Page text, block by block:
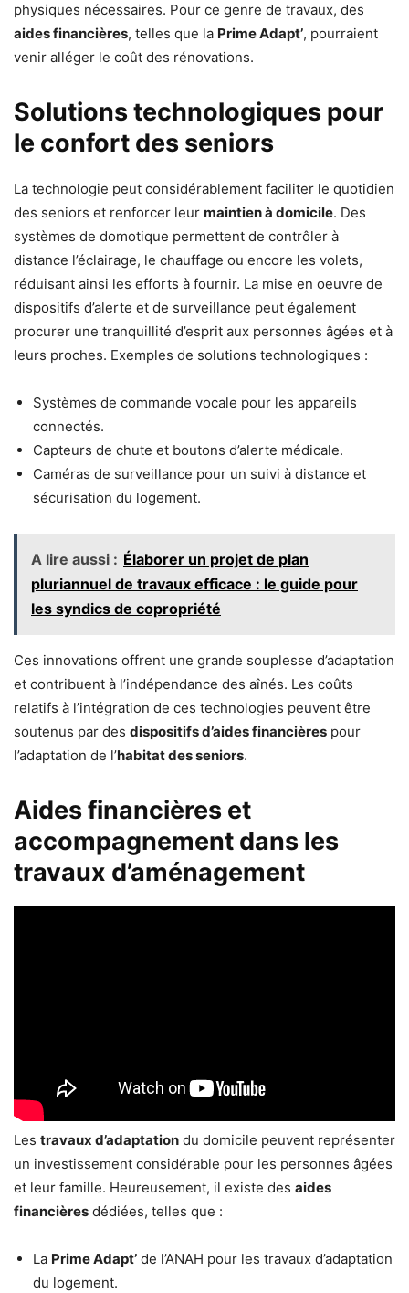
physiques nécessaires. Pour ce genre de travaux, des
aides financières, telles que la Prime Adapt’, pourraient
venir alléger le coût des rénovations.
Solutions technologiques pour
le confort des seniors
La technologie peut considérablement faciliter le quotidien
des seniors et renforcer leur maintien à domicile. Des
systèmes de domotique permettent de contrôler à
distance l’éclairage, le chauffage ou encore les volets,
réduisant ainsi les efforts à fournir. La mise en oeuvre de
dispositifs d’alerte et de surveillance peut également
procurer une tranquillité d’esprit aux personnes âgées et à
leurs proches. Exemples de solutions technologiques :
Systèmes de commande vocale pour les appareils
connectés.
Capteurs de chute et boutons d’alerte médicale.
Caméras de surveillance pour un suivi à distance et
sécurisation du logement.
A lire aussi : Élaborer un projet de plan
pluriannuel de travaux efficace : le guide pour
les syndics de copropriété
Ces innovations offrent une grande souplesse d’adaptation
et contribuent à l’indépendance des aînés. Les coûts
relatifs à l’intégration de ces technologies peuvent être
soutenus par des dispositifs d’aides financières pour
l’adaptation de l’habitat des seniors.
Aides financières et
accompagnement dans les
travaux d’aménagement
Les travaux d’adaptation du domicile peuvent représenter
un investissement considérable pour les personnes âgées
et leur famille. Heureusement, il existe des aides
financières dédiées, telles que :
La Prime Adapt’ de l’ANAH pour les travaux d’adaptation
du logement.